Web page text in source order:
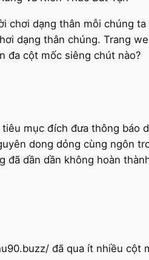
dạng thân mỗi chúng
dạng thân chúng. Trang
đa cột mốc siêng chút nào?
mục đích đưa thông báo
dong dỏng cùng ngôn
đã dần dần không hoàn
đã qua ít nhiều cột